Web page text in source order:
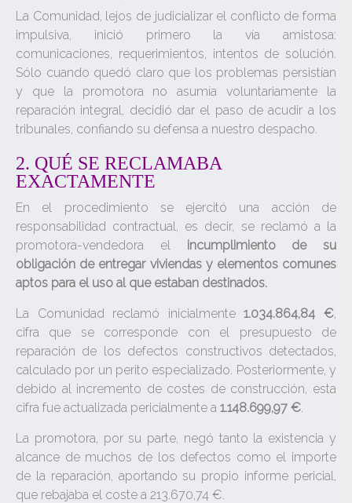
La Comunidad, lejos de judicializar el conflicto de forma
impulsiva, inició primero la vía amistosa:
comunicaciones, requerimientos, intentos de solución.
Sólo cuando quedó claro que los problemas persistían
y que la promotora no asumía voluntariamente la
reparación integral, decidió dar el paso de acudir a los
tribunales, confiando su defensa a nuestro despacho.
2. QUÉ SE RECLAMABA
EXACTAMENTE
En el procedimiento se ejercitó una acción de
responsabilidad contractual, es decir, se reclamó a la
promotora-vendedora el incumplimiento de su
obligación de entregar viviendas y elementos comunes
aptos para el uso al que estaban destinados.
La Comunidad reclamó inicialmente1.034.864,84 €
cifra que se corresponde con el presupuesto de
reparación de los defectos constructivos detectados,
calculado por un perito especializado. Posteriormente, y
debido al incremento de costes de construcción, esta
cifra fue actualizada pericialmente a 1.148.699,97 €
La promotora, por su parte, negó tanto la existencia y
alcance de muchos de los defectos como el importe
de la reparación, aportando su propio informe pericial,
que rebajaba el coste a 213.670,74 €.